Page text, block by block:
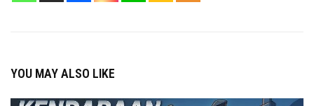
YOU MAY ALSO LIKE